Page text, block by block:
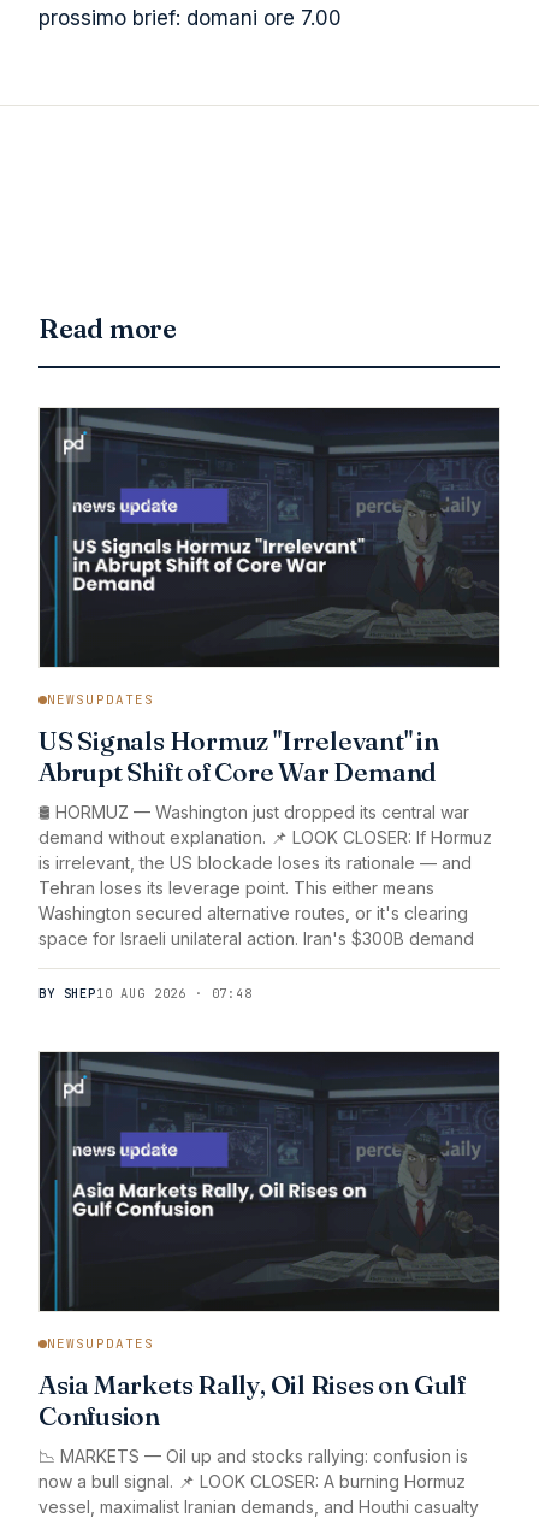
prossimo brief: domani ore 7.00
Read more
NEWSUPDATES
US Signals Hormuz "Irrelevant" in
Abrupt Shift of Core War Demand
🛢️ HORMUZ — Washington just dropped its central war
demand without explanation. 📌 LOOK CLOSER: If Hormuz
is irrelevant, the US blockade loses its rationale — and
Tehran loses its leverage point. This either means
Washington secured alternative routes, or it's clearing
space for Israeli unilateral action. Iran's $300B demand
BY SHEP10 AUG 2026 · 07:48
NEWSUPDATES
Asia Markets Rally, Oil Rises on Gulf
Confusion
📉 MARKETS — Oil up and stocks rallying: confusion is
now a bull signal. 📌 LOOK CLOSER: A burning Hormuz
vessel, maximalist Iranian demands, and Houthi casualty